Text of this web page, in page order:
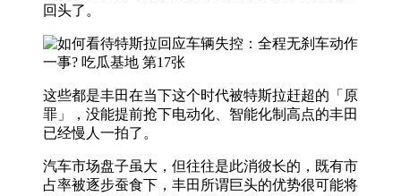
回头了。
这些都是丰田在当下这个时代被特斯拉赶超的「原
罪」，没能提前抢下电动化、智能化制高点的丰田
已经慢人一拍了。
汽车市场盘子虽大，但往往是此消彼长的，既有市
占率被逐步蚕食下，丰田所谓巨头的优势很可能将